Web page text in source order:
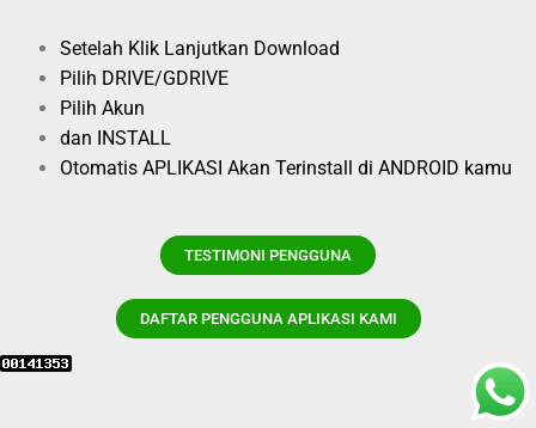
Setelah Klik Lanjutkan Download
Pilih DRIVE/GDRIVE
Pilih Akun
dan INSTALL
Otomatis APLIKASI Akan Terinstall di ANDROID kamu
TESTIMONI PENGGUNA
DAFTAR PENGGUNA APLIKASI KAMI